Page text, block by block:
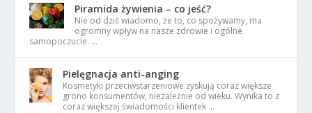
Piramida żywienia – co jeść?
Nie od dziś wiadomo, że to, co spożywamy, ma
ogromny wpływ na nasze zdrowie i ogólne
samopoczucie. …
Pielęgnacja anti-anging
Kosmetyki przeciwstarzeniowe zyskują coraz większe
grono konsumentów, niezależnie od wieku. Wynika to z
coraz większej świadomości klientek …